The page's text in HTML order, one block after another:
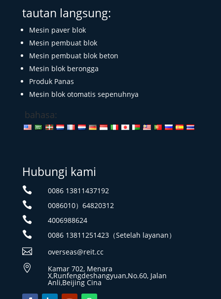
tautan langsung:
Mesin paver blok
Mesin pembuat blok
Mesin pembuat blok beton
Mesin blok berongga
Produk Panas
Mesin blok otomatis sepenuhnya
bahasa:
Hubungi kami
 0086 13811437192
 0086010）64820312
 4006988624
 0086 13811251423（Setelah layanan）
 overseas@reit.cc
 Kamar 702, Menara
X,Runfengdeshangyuan,No.60, Jalan
Anli,Beijing Cina